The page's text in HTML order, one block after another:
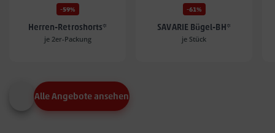
-59%
Herren-Retroshorts*
je 2er-Packung
-61%
SAVARIE Bügel-BH*
je Stück
Alle Angebote ansehen